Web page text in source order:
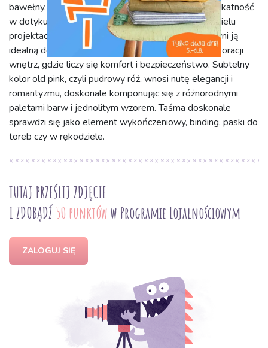
bawełny, ta wysokiej jakości taśma gwarantuje delikatność
w dotyku, przewiewność i trwałość, niezbędną w wielu
projektach. Bawełna jest przyjazna dla skóry, co czyni ją
idealną do odzieży, akcesoriów dziecięcych oraz dekoracji
wnętrz, gdzie liczy się komfort i bezpieczeństwo. Subtelny
kolor old pink, czyli pudrowy róż, wnosi nutę elegancji i
romantyzmu, doskonale komponując się z różnorodnymi
paletami barw i jednolitym wzorem. Taśma doskonale
sprawdzi się jako element wykończeniowy, binding, paski do
toreb czy w rękodziele.
TUTAJ PRZEŚLIJ ZDJĘCIE
I ZDOBĄDŹ 50 punktóww Programie Lojalnościowym
ZALOGUJ SIĘ